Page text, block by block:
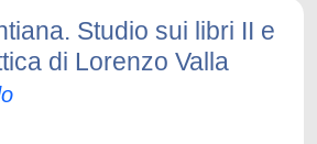
Studio sui libri II e
di Lorenzo Valla